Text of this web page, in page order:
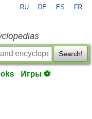
RU DE ES FR
Search!
Игры ⚽